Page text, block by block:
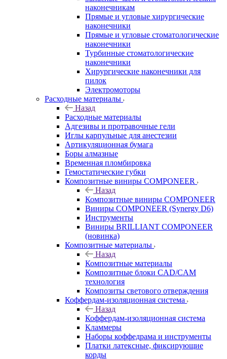
наконечникам
Прямые и угловые хирургические
наконечники
Прямые и угловые стоматологические
наконечники
Турбинные стоматологические
наконечники
Хирургические наконечники для
пилок
Электромоторы
Расходные материалы
Назад
Расходные материалы
Адгезивы и протравочные гели
Иглы карпульные для анестезии
Артикуляционная бумага
Боры алмазные
Временная пломбировка
Гемостатические губки
Композитные виниры COMPONEER
Назад
Композитные виниры COMPONEER
Виниры COMPONEER (Synergy D6)
Инструменты
Виниры BRILLIANT COMPONEER
(новинка)
Композитные материалы
Назад
Композитные материалы
Композитные блоки CAD/СAM
технология
Композиты светового отверждения
Коффердам-изоляционная система
Назад
Коффердам-изоляционная система
Кламмеры
Наборы коффедрама и инструменты
Платки латексные, фиксирующие
корды